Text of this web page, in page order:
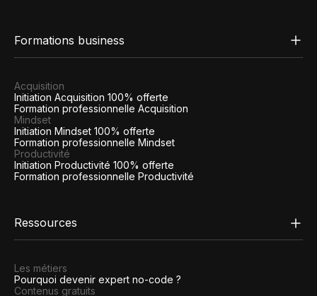
Formations business
Acquisition
Initiation Acquisition 100% offerte
Formation professionnelle Acquisition
Mindset
Initiation Mindset 100% offerte
Formation professionnelle Mindset
Productivité
Initiation Productivité 100% offerte
Formation professionnelle Productivité
Ressources
Les métiers
Pourquoi devenir expert no-code ?
Contenus gratuits